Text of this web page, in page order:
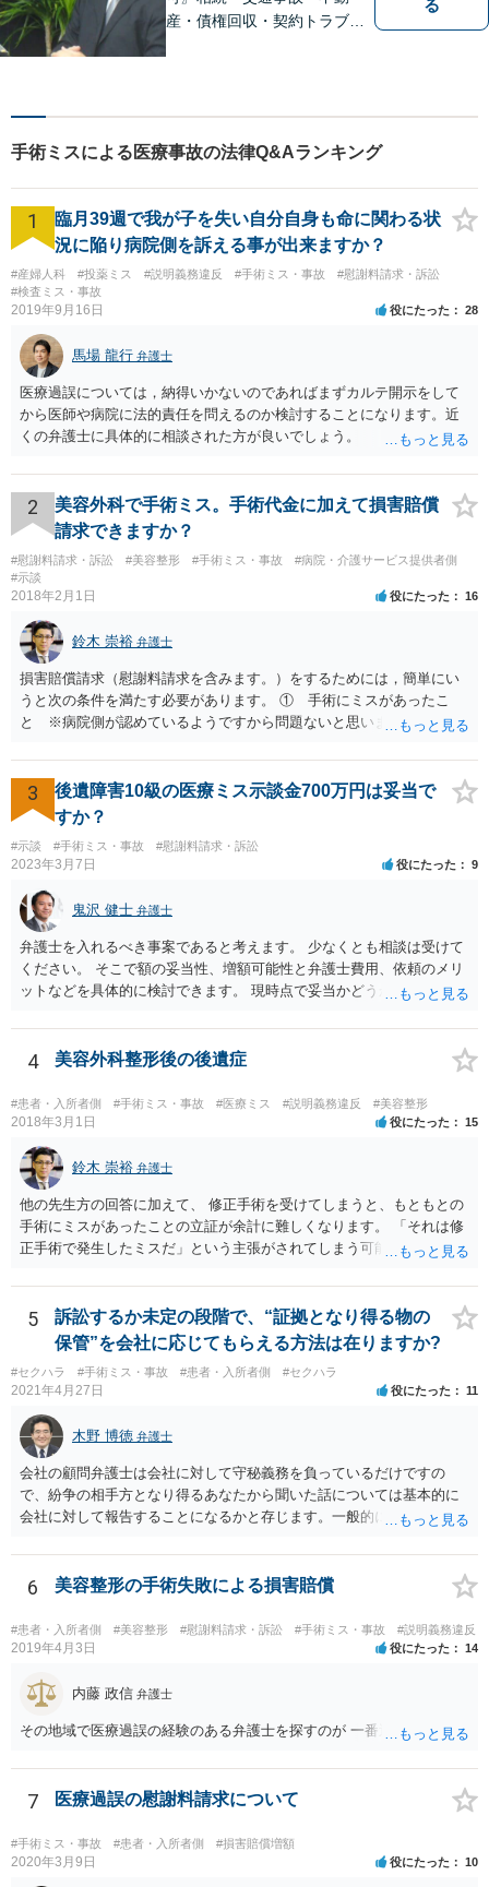
産・債権回収・契約トラブル
る
手術ミスによる医療事故の法律Q&Aランキング
1
臨月39週で我が子を失い自分自身も命に関わる状
況に陥り病院側を訴える事が出来ますか？
#産婦人科 #投薬ミス #説明義務違反 #手術ミス・事故
#慰謝料請求・訴訟
#検査ミス・事故
2019年9月16日 役にたった 28
馬場 龍行 弁護士
医療過誤については，納得いかないのであればまずカルテ開示をして
から医師や病院に法的責任を問えるのか検討することになります。近
くの弁護士に具体的に相談された方が良いでしょう。
2
美容外科で手術ミス。手術代金に加えて損害賠償
請求できますか？
#慰謝料請求・訴訟 #美容整形 #手術ミス・事故
#病院・介護サービス提供者側
#示談
2018年2月1日 役にたった 16
鈴木 崇裕 弁護士
損害賠償請求（慰謝料請求を含みます。）をするためには，簡単にい
うと次の条件を満たす必要があります。 ① 手術にミスがあったこ
と ※病院側が認めているようですから問題ないと思います。 ② 手
術のミスの「せいで」マスクが外せなくなったこと ④ 仕事を休まな
ければならなくなった「せいで」休業損害が発生したこと ⑤ マスク
を外せなくなった「せいで」経済的に評価できる精神的な損害が発生
したこと 「せいで」と強調した点が，内藤先生のご指摘なさる「相当
因果関係」です。 手術のミスと関係のないことまでは責任追及ができ
ないということです。 手術のミスの結果，手術前と比べて見た目が著
しく悪くなってしまったとか， 手術のミスの結果，入院期間が延びて
しまったとかいう事情があれば， 追加請求が可能な余地があります。
ただし，手術代の返金に応じた際に「これ以上金銭の請求はしませ
ん」という趣旨の合意をしてしまっていると， 上記の請求は，基本的
には困難となります。
3
後遺障害10級の医療ミス示談金700万円は妥当で
すか？
#示談 #手術ミス・事故 #慰謝料請求・訴訟
2023年3月7日 役にたった 9
鬼沢 健士 弁護士
弁護士を入れるべき事案であると考えます。 少なくとも相談は受けて
ください。 そこで額の妥当性、増額可能性と弁護士費用、依頼のメリ
ットなどを具体的に検討できます。 現時点で妥当かどうかを即断する
4 美容外科整形後の後遺症
#患者・入所者側 #手術ミス・事故 #医療ミス #説明義務違反 #美容整形
2018年3月1日 役にたった 15
鈴木 崇裕 弁護士
他の先生方の回答に加えて、 修正手術を受けてしまうと、もともとの
手術にミスがあったことの立証が余計に難しくなります。 「それは修
正手術で発生したミスだ」という主張がされてしまう可能性があるか
検討なさっているのであれば、修正手術を受けるまえに弁護士に相談
して対応を決めることを強くお勧めいたします。
5
訴訟するか未定の段階で、“証拠となり得る物の
保管”を会社に応じてもらえる方法は在りますか?
#セクハラ #手術ミス・事故 #患者・入所者側 #セクハラ
2021年4月27日 役にたった 11
木野 博徳 弁護士
会社の顧問弁護士は会社に対して守秘義務を負っているだけですの
で、紛争の相手方となり得るあなたから聞いた話については基本的に
会社に対して報告することになるかと存じます。一般的に弁護士かぎ
ってはあるかもしれませんが、相手方に誤解を与える可能性があり、
利益相反の問題が生じうるのでそういった要請は拒絶する場合が大半
でしょうし、とりわけ今回の状況において弁護士かぎりの話にしてほ
しいという要望を受け容れる弁護士はほとんどいないと思います。 会
社内の部署に相談した場合についても通常は会社内で情報共有が図ら
に相談した上で、事案の見通し等を示してもらい、訴訟するかどうか
を早急に決断された方が良いかと存じます。訴訟提起を選択される場
合は、通常、会社が隠蔽のため過去の記録を廃棄すること等を防ぐた
とも一般論としては会社が隠蔽工作を行う可能性があるため、慎重な
6 美容整形の手術失敗による損害賠償
#患者・入所者側 #美容整形 #慰謝料請求・訴訟 #手術ミス・事故 #説明義務違反
2019年4月3日 役にたった 14
内藤 政信 弁護士
その地域で医療過誤の経験のある弁護士を探すのが 一番近道だね。
7 医療過誤の慰謝料請求について
#手術ミス・事故 #患者・入所者側 #損害賠償増額
2020年3月9日 役にたった 10